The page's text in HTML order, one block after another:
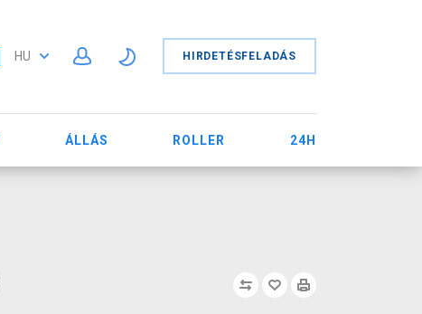
HU HIRDETÉSFELADÁS
ÁLLÁS ROLLER 24H